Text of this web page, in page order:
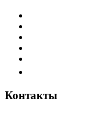
Контакты